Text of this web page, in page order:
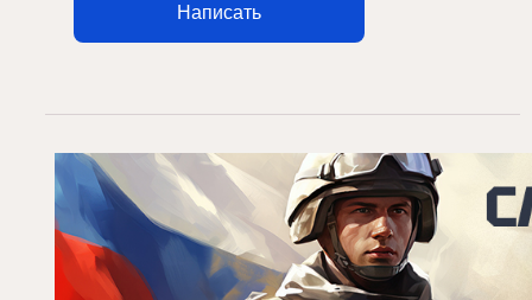
Написать